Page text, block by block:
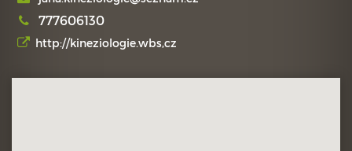
777606130
http://kineziologie.wbs,cz